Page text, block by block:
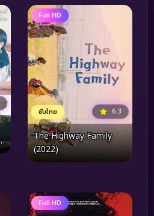
Full HD
ซับไทย 6.3
The Highway Family
(2022)
Full HD